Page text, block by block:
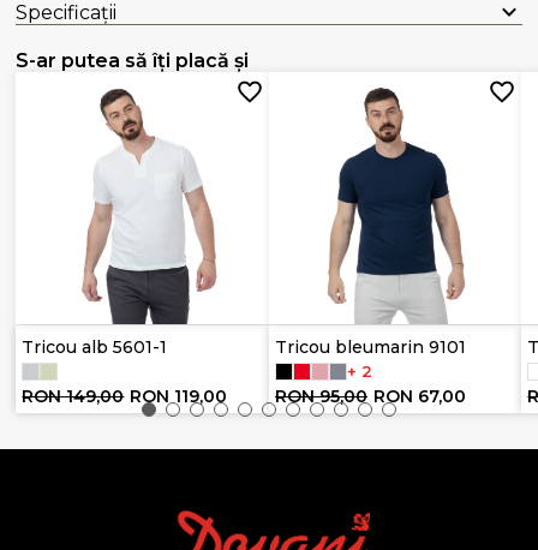
Specificații
S-ar putea să îți placă și
Tricou alb 5601-1
RON 149,00 RON 119,00
Tricou bleumarin 9101
+ 2
RON 95,00 RON 67,00